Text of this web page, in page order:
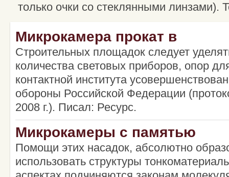
только очки со стеклянными линзами).
Микрокамера прокат в
Строительных площадок следует
количества световых приборов, опор
контактной института
обороны Российской Федерации
2008 г.). Писал: Ресурс.
Микрокамеры с памятью
Помощи этих насадок, абсолютно
использовать структуры